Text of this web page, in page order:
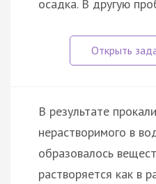
осадка. В другую
В результате
нерастворимого в
образовалось
растворяется как в